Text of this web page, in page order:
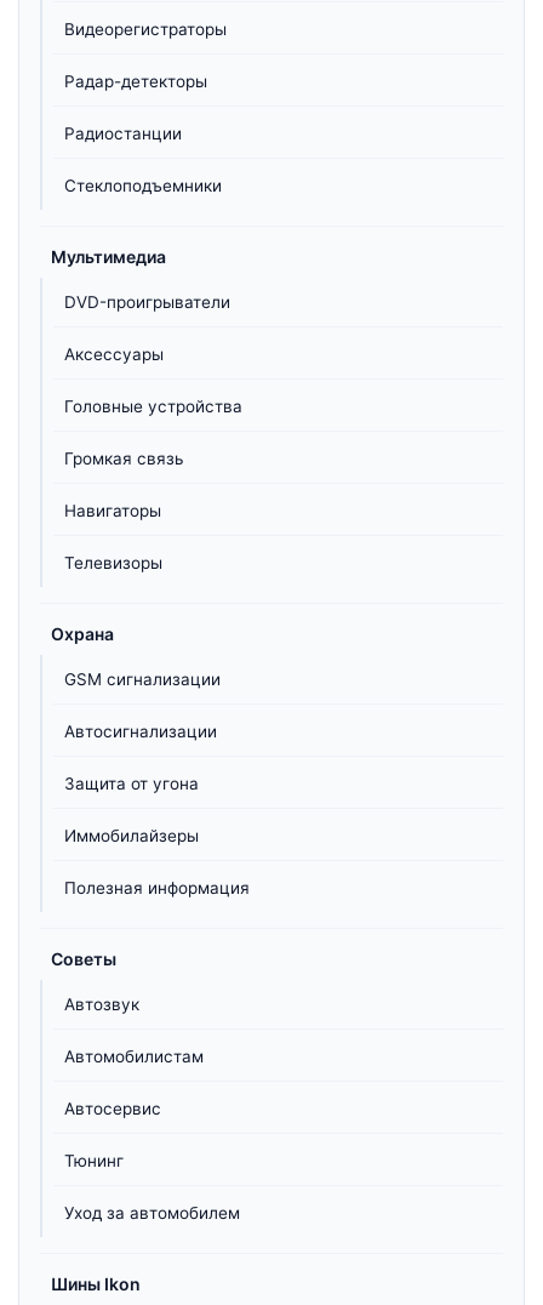
Видеорегистраторы
Радар-детекторы
Радиостанции
Стеклоподъемники
Мультимедиа
DVD-проигрыватели
Аксессуары
Головные устройства
Громкая связь
Навигаторы
Телевизоры
Охрана
GSM сигнализации
Автосигнализации
Защита от угона
Иммобилайзеры
Полезная информация
Советы
Автозвук
Автомобилистам
Автосервис
Тюнинг
Уход за автомобилем
Шины Ikon